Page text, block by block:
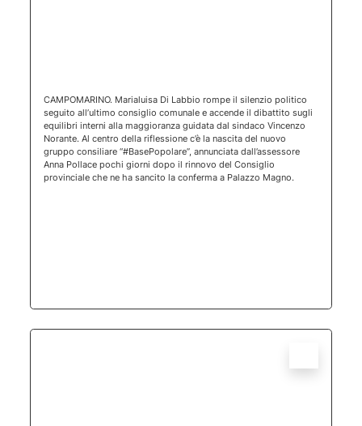
CAMPOMARINO. Marialuisa Di Labbio rompe il silenzio politico
seguito all’ultimo consiglio comunale e accende il dibattito sugli
equilibri interni alla maggioranza guidata dal sindaco Vincenzo
Norante. Al centro della riflessione c’è la nascita del nuovo
gruppo consiliare “#BasePopolare”, annunciata dall’assessore
Anna Pollace pochi giorni dopo il rinnovo del Consiglio
provinciale che ne ha sancito la conferma a Palazzo Magno.